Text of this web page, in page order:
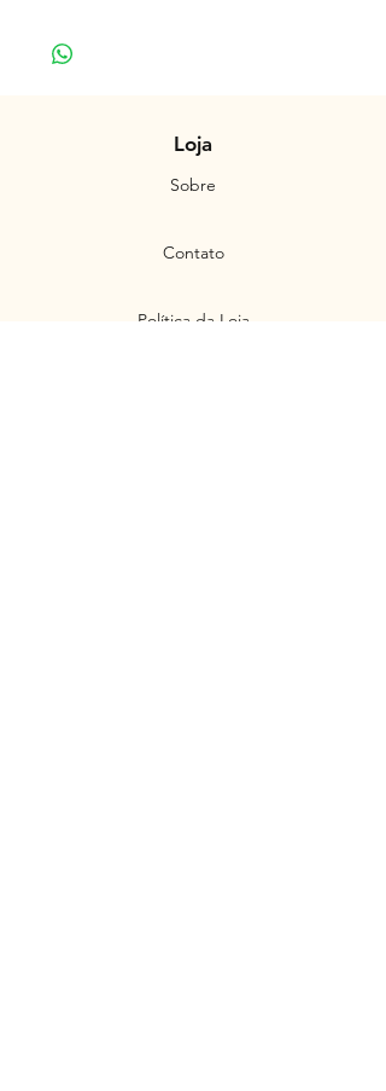
Loja
Sobre
Contato
Política da Loja